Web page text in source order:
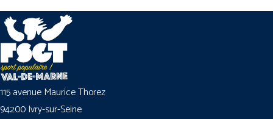
115 avenue Maurice Thorez
94200 Ivry-sur-Seine